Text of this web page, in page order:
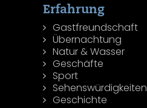
Erfahrung
Gastfreundschaft
Übernachtung
Natur & Wasser
Geschäfte
Sport
Sehenswürdigkeiten
Geschichte